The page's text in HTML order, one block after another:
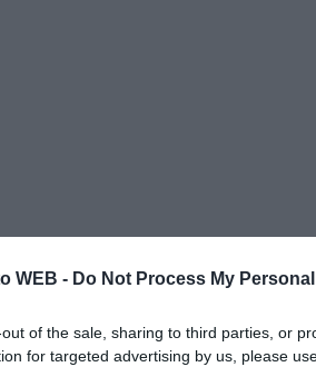
WEB - Do Not Process My
of the sale, sharing to third parties, or
for targeted advertising by us, please